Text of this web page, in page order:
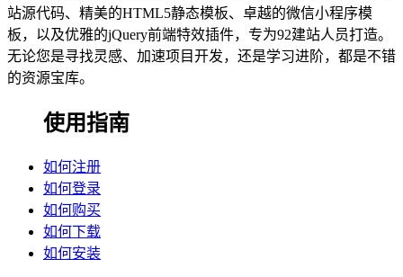
站源代码、精美的HTML5静态模板、卓越的微信小程序模
板，以及优雅的jQuery前端特效插件，专为92建站人员打造。
无论您是寻找灵感、加速项目开发，还是学习进阶，都是不错
的资源宝库。
使用指南
如何注册
如何登录
如何购买
如何下载
如何安装